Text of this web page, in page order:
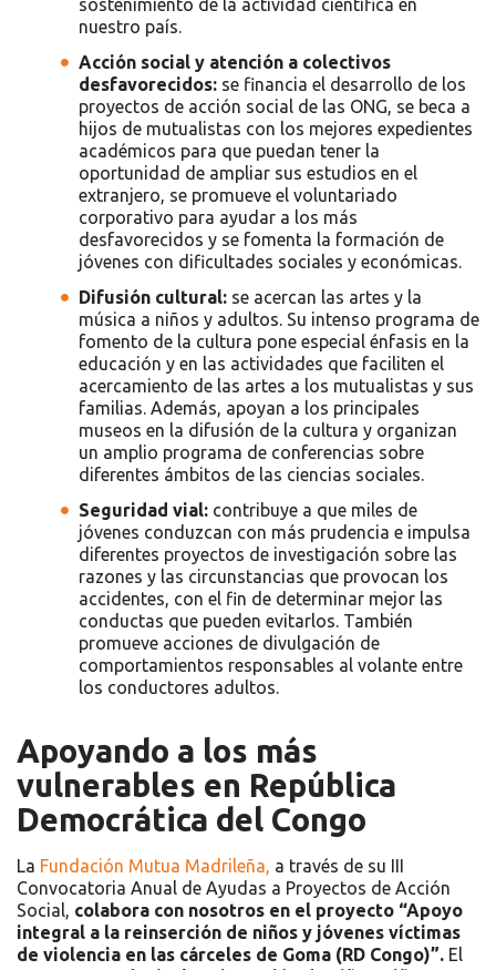
sostenimiento de la actividad científica en
nuestro país.
Acción social y atención a colectivos
desfavorecidos: se financia el desarrollo de los
proyectos de acción social de las ONG, se beca a
hijos de mutualistas con los mejores expedientes
académicos para que puedan tener la
oportunidad de ampliar sus estudios en el
extranjero, se promueve el voluntariado
corporativo para ayudar a los más
desfavorecidos y se fomenta la formación de
jóvenes con dificultades sociales y económicas.
Difusión cultural: se acercan las artes y la
música a niños y adultos. Su intenso programa de
fomento de la cultura pone especial énfasis en la
educación y en las actividades que faciliten el
acercamiento de las artes a los mutualistas y sus
familias. Además, apoyan a los principales
museos en la difusión de la cultura y organizan
un amplio programa de conferencias sobre
diferentes ámbitos de las ciencias sociales.
Seguridad vial: contribuye a que miles de
jóvenes conduzcan con más prudencia e impulsa
diferentes proyectos de investigación sobre las
razones y las circunstancias que provocan los
accidentes, con el fin de determinar mejor las
conductas que pueden evitarlos. También
promueve acciones de divulgación de
comportamientos responsables al volante entre
los conductores adultos.
Apoyando a los más
vulnerables en República
Democrática del Congo
La Fundación Mutua Madrileña, a través de su III
Convocatoria Anual de Ayudas a Proyectos de Acción
Social, colabora con nosotros en el proyecto “Apoyo
integral a la reinserción de niños y jóvenes víctimas
de violencia en las cárceles de Goma (RD Congo)”. El